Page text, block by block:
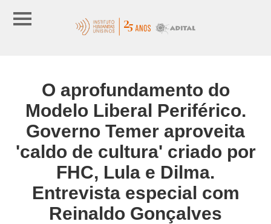
O aprofundamento do
Modelo Liberal Periférico.
Governo Temer aproveita
'caldo de cultura' criado por
FHC, Lula e Dilma.
Entrevista especial com
Reinaldo Gonçalves